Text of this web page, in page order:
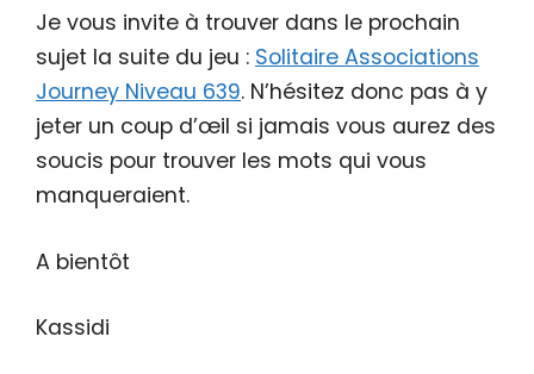
Je vous invite à trouver dans le prochain
sujet la suite du jeu : Solitaire Associations
Journey Niveau 639. N’hésitez donc pas à y
jeter un coup d’œil si jamais vous aurez des
soucis pour trouver les mots qui vous
manqueraient.
A bientôt
Kassidi